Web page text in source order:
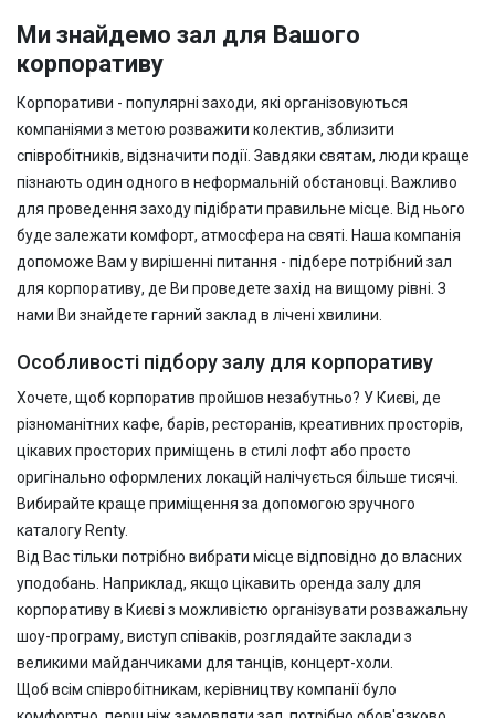
Ми знайдемо зал для Вашого
корпоративу
Корпоративи - популярні заходи, які організовуються
компаніями з метою розважити колектив, зблизити
співробітників, відзначити події. Завдяки святам, люди краще
пізнають один одного в неформальній обстановці. Важливо
для проведення заходу підібрати правильне місце. Від нього
буде залежати комфорт, атмосфера на святі. Наша компанія
допоможе Вам у вирішенні питання - підбере потрібний зал
для корпоративу, де Ви проведете захід на вищому рівні. З
нами Ви знайдете гарний заклад в лічені хвилини.
Особливості підбору залу для корпоративу
Хочете, щоб корпоратив пройшов незабутньо? У Києві, де
різноманітних кафе, барів, ресторанів, креативних просторів,
цікавих просторих приміщень в стилі лофт або просто
оригінально оформлених локацій налічується більше тисячі.
Вибирайте краще приміщення за допомогою зручного
каталогуRenty.
Від Вас тільки потрібно вибрати місце відповідно до власних
уподобань. Наприклад, якщо цікавить оренда залу для
корпоративу в Києві з можливістю організувати розважальну
шоу-програму, виступ співаків, розглядайте заклади з
великими майданчиками для танців, концерт-холи.
Щоб всім співробітникам, керівництву компанії було